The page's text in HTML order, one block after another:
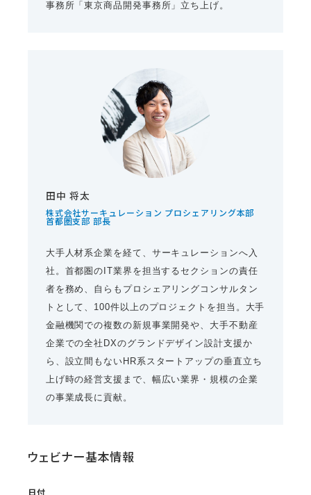
事務所「東京商品開発事務所」立ち上げ。
田中 将太
株式会社サーキュレーション プロシェアリング本部
首都圏支部 部長
大手人材系企業を経て、サーキュレーションへ入
社。首都圏のIT業界を担当するセクションの責任
者を務め、自らもプロシェアリングコンサルタン
トとして、100件以上のプロジェクトを担当。大手
金融機関での複数の新規事業開発や、大手不動産
企業での全社DXのグランドデザイン設計支援か
ら、設立間もないHR系スタートアップの垂直立ち
上げ時の経営支援まで、幅広い業界・規模の企業
の事業成長に貢献。
ウェビナー基本情報
日付